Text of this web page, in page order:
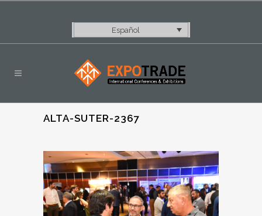
Español
ALTA-SUTER-2367